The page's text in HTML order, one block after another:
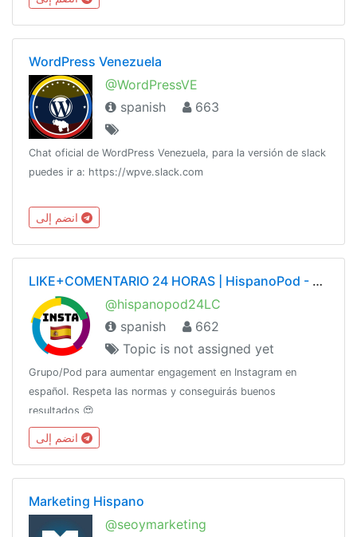
WordPress Venezuela
@WordPressVE
spanish
663
Chat oficial de WordPress Venezuela, para la versión de slack
puedes ir a: https://wpve.slack.com
LIKE+COMENTARIO 24 HORAS | HispanoPod - LCx24h - Instagram Pod en Español
@hispanopod24LC
spanish
662
Topic is not assigned yet
Grupo/Pod para aumentar engagement en Instagram en
español. Respeta las normas y conseguirás buenos
resultados 😍
Marketing Hispano
@seoymarketing